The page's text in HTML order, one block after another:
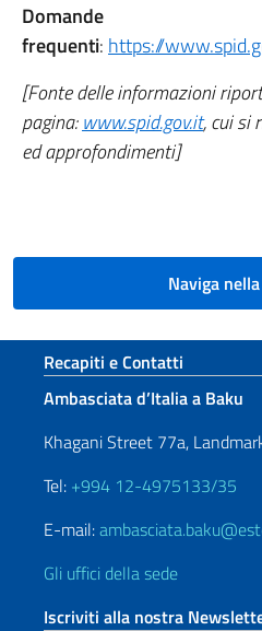
Domande
frequenti: https://
[Fonte delle informazioni
pagina:www.spid.gov.it, cui si
ed approfondimenti]
Naviga
Sezione footer
Recapiti e Contatti
Ambasciata d’Italia a Baku
Khagani Street 77a,
Tel: +994 12-4975133/35
E-mail:
Gli uffici della sede
Iscriviti alla nostra